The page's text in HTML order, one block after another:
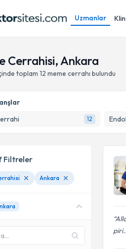
Uzmanlar
Cerrahisi, Ankara
toplam 12 meme cerrahı bulundu
12
Filtreler
Ankara